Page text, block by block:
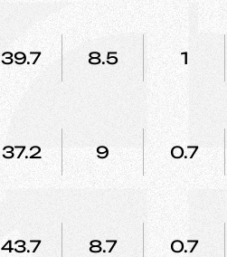
39.7 8.5 1
37.2 9 0.7
43.7 8.7 0.7